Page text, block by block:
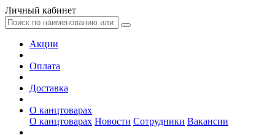
Личный кабинет
Акции
Оплата
Доставка
О канцтоварах
О канцтоварах Новости Сотрудники Вакансии